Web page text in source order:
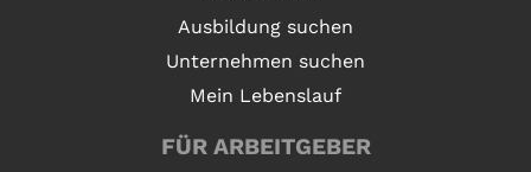
Ausbildung suchen
Unternehmen suchen
Mein Lebenslauf
FÜR ARBEITGEBER